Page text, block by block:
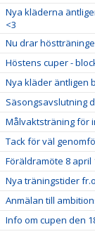
Nya kläderna
<3
Nu drar
Höstens cuper -
Nya kläder äntligen
Säsongsavslutning
Målvaktsträning för
Tack för väl
Föräldramöte 8 april
Nya träningstider
Anmälan till
Info om cupen den